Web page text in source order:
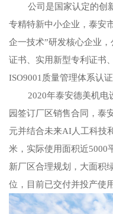
公司是国家认定的创新
专精特新中小企业，泰安
企一技术”研发核心企业
证书、实用新型专利证书
ISO9001质量管理体系认
2020年泰安德美机电设
园签订厂区销售合同，泰
元并结合未来AI人工科技
米，实际使用面积近5000
新厂区合理规划，大面积
位，目前已交付并投产使